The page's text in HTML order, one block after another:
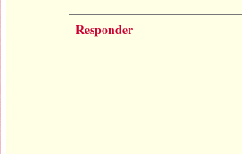
Responder